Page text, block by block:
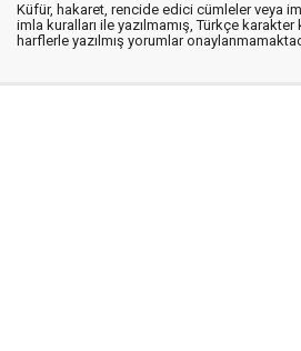
Küfür, hakaret, rencide edici cümleler veya
imla kuralları ile yazılmamış, Türkçe
harflerle yazılmış yorumlar